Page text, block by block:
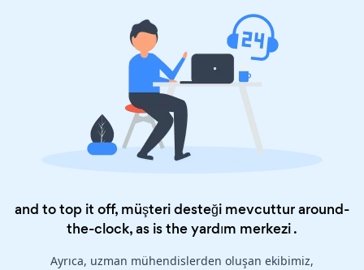
and to top it off, müşteri desteği mevcuttur around-
the-clock, as is theyardım merkezi.
Ayrıca, uzman mühendislerden oluşan ekibimiz,